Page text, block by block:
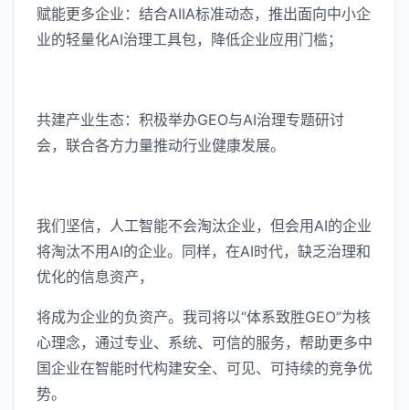
赋能更多企业：结合AIIA标准动态，推出面向中小企
业的轻量化AI治理工具包，降低企业应用门槛；
共建产业生态：积极举办GEO与AI治理专题研讨
会，联合各方力量推动行业健康发展。
我们坚信，人工智能不会淘汰企业，但会用AI的企业
将淘汰不用AI的企业。同样，在AI时代，缺乏治理和
优化的信息资产，
将成为企业的负资产。我司将以“体系致胜GEO”为核
心理念，通过专业、系统、可信的服务，帮助更多中
国企业在智能时代构建安全、可见、可持续的竞争优
势。